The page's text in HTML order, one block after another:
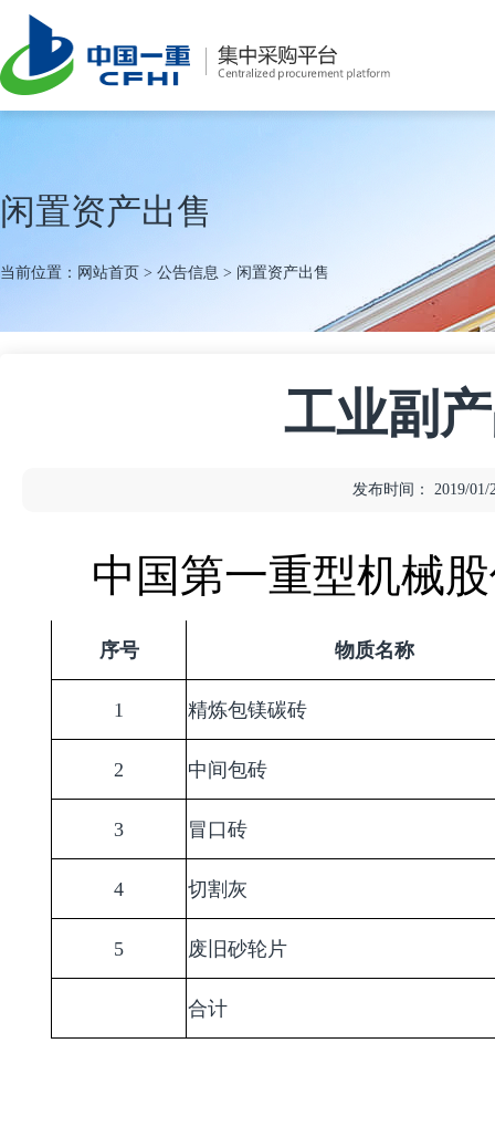
闲置资产出售
当前位置： 网站首页 > 公告信息 > 闲置资产出售
工业副
发布时间： 2019/01/
中国第一重型机械
序号 物质名称
1 精炼包镁碳砖
2 中间包砖
3 冒口砖
4 切割灰
5 废旧砂轮片
合计